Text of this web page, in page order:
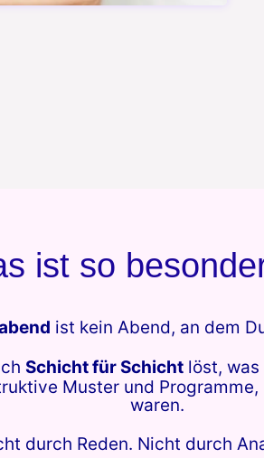
ist so
ist kein Abend, an dem
Schicht für Schichtlöst, was
Muster und
waren.
durch Reden. Nicht durch